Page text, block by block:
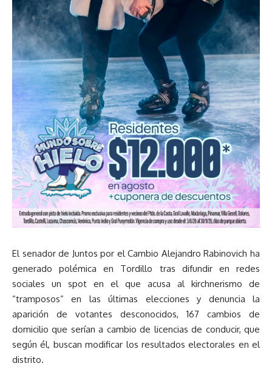
El senador de Juntos por el Cambio Alejandro Rabinovich ha
generado polémica en Tordillo tras difundir en redes
sociales un spot en el que acusa al kirchnerismo de
“tramposos” en las últimas elecciones y denuncia la
aparición de votantes desconocidos, 167 cambios de
domicilio que serían a cambio de licencias de conducir, que
según él, buscan modificar los resultados electorales en el
distrito.